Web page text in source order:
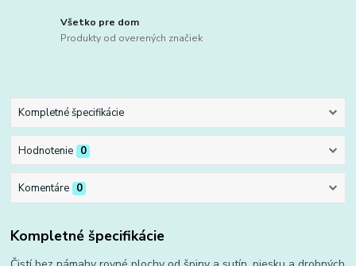
Všetko pre dom
Produkty od overených značiek
Kompletné špecifikácie
Hodnotenie 0
Komentáre 0
Kompletné špecifikácie